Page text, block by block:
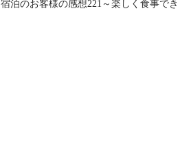
宿泊のお客様の感想221～楽しく食事でき